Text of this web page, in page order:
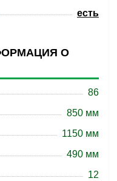
есть
О
86
850 мм
1150 мм
490 мм
12